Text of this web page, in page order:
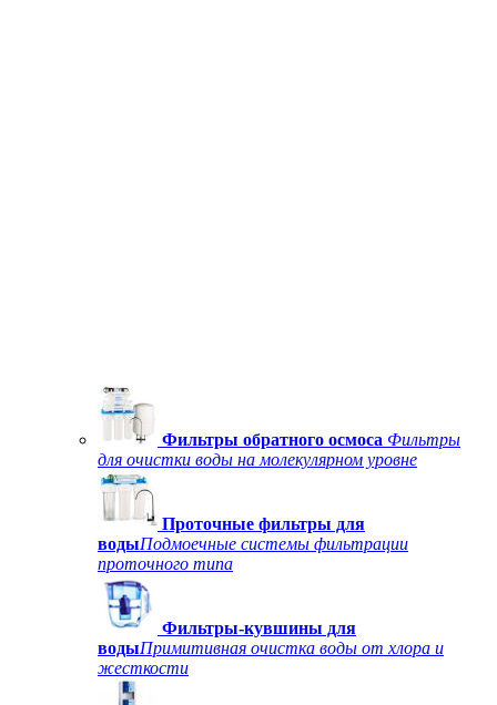
Фильтры обратного осмоса Фильтры
для очистки воды на молекулярном уровне
Проточные фильтры для
водыПодмоечные системы фильтрации
проточного типа
Фильтры-кувшины для
водыПримитивная очистка воды от хлора и
жесткости